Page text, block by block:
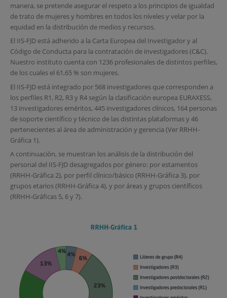
manera, se pretende asegurar el respeto a los principios de igualdad
de trato de mujeres y hombres en todos los niveles y velar por la
equidad en la distribución de medios y recursos.
El IIS-FJD está adherido a la Carta Europea del Investigador y al
Código de Conducta para la contratación de investigadores (C&C).
Nuestro instituto cuenta con 1236 profesionales de distintos perfiles,
de los cuales el 61,65 % son mujeres.
El IIS-FJD está integrado por 568 investigadores que corresponden a
los perfiles R1, R2, R3 y R4 según la clasificación europea EURAXESS,
13 investigadores eméritos, 445 investigadores clínicos, 164 personas
de soporte científico y técnico de las distintas plataformas y 46
pertenecientes al área de administración y gerencia (Ver RRHH-
Gráfica 1).
A continuación, se muestran los análisis de la distribución del
personal del IIS-FJD desagregados por género: por estamentos
(RRHH-Gráfica 2), por perfil clínico/básico (RRHH-Gráfica 3), por
grupos etarios (RRHH-Gráfica 4), y por áreas y grupos científicos
(RRHH-Gráficas 5, 6 y 7).